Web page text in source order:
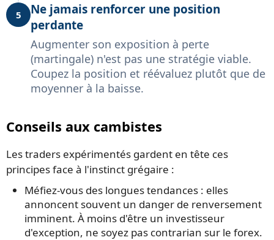
5
Ne jamais renforcer une position
perdante
Augmenter son exposition à perte
(martingale) n'est pas une stratégie viable.
Coupez la position et réévaluez plutôt que de
moyenner à la baisse.
Conseils aux cambistes
Les traders expérimentés gardent en tête ces
principes face à l'instinct grégaire :
Méfiez-vous des longues tendances : elles
annoncent souvent un danger de renversement
imminent. À moins d'être un investisseur
d'exception, ne soyez pas contrarian sur le forex.